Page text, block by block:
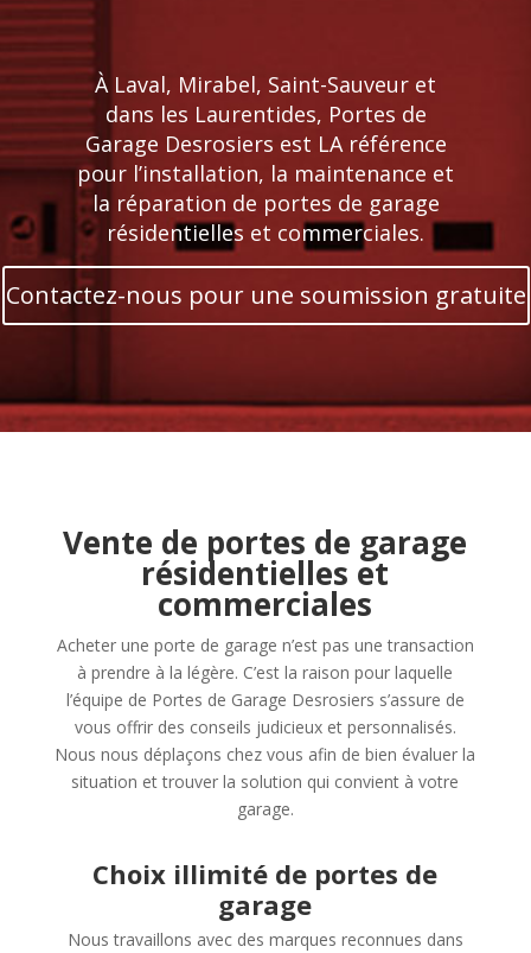
À Laval, Mirabel, Saint-Sauveur et
dans les Laurentides, Portes de
Garage Desrosiers est LA référence
pour l’installation, la maintenance et
la réparation de portes de garage
résidentielles et commerciales.
Contactez-nous pour une soumission gratuite
Vente de portes de garage
résidentielles et
commerciales
Acheter une porte de garage n’est pas une transaction
à prendre à la légère. C’est la raison pour laquelle
l’équipe de Portes de Garage Desrosiers s’assure de
vous offrir des conseils judicieux et personnalisés.
Nous nous déplaçons chez vous afin de bien évaluer la
situation et trouver la solution qui convient à votre
garage.
Choix illimité de portes de
garage
Nous travaillons avec des marques reconnues dans